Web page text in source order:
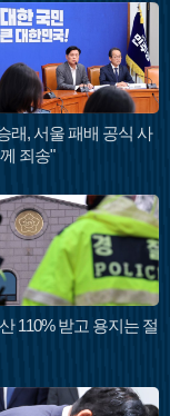
래, 서울 패배 공식 사
죄송"
110% 받고 용지는 절